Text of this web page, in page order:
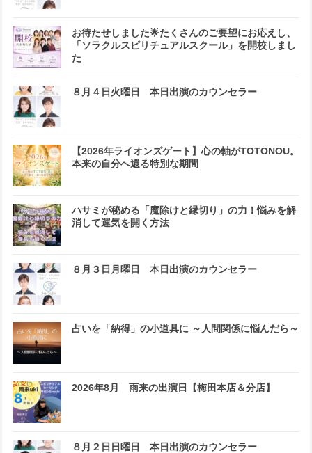
お待たせしました🌟たくさんのご要望にお応えし、
「ソラクルスピリチュアルスクール」を開校しまし
た
８月４日火曜日 本日出演のカウンセラー
【2026年ライオンズゲート】心の軸がTOTONOU。
本来の自分へ還る特別な期間
ハサミが秘める「魔除けと縁切り」の力！悩みを解
消して運気を開く方法
８月３日月曜日 本日出演のカウンセラー
占いを「納得」の小道具に ～人間関係に悩んだら～
2026年8月 雨来の出演日【梅田本店＆分店】
８月２日日曜日 本日出演のカウンセラー